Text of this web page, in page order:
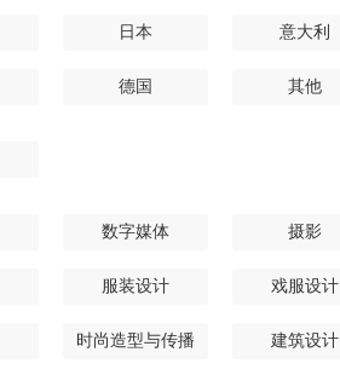
日本 意大利
德国 其他
数字媒体 摄影
服装设计 戏服设计
时尚造型与传播 建筑设计